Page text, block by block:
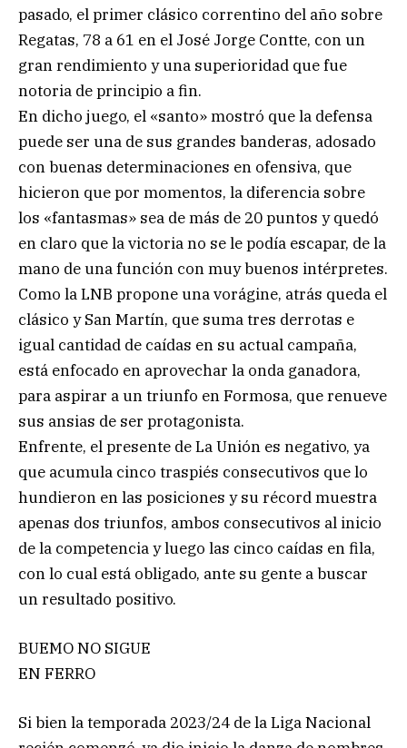
pasado, el primer clásico correntino del año sobre
Regatas, 78 a 61 en el José Jorge Contte, con un
gran rendimiento y una superioridad que fue
notoria de principio a fin.
En dicho juego, el «santo» mostró que la defensa
puede ser una de sus grandes banderas, adosado
con buenas determinaciones en ofensiva, que
hicieron que por momentos, la diferencia sobre
los «fantasmas» sea de más de 20 puntos y quedó
en claro que la victoria no se le podía escapar, de la
mano de una función con muy buenos intérpretes.
Como la LNB propone una vorágine, atrás queda el
clásico y San Martín, que suma tres derrotas e
igual cantidad de caídas en su actual campaña,
está enfocado en aprovechar la onda ganadora,
para aspirar a un triunfo en Formosa, que renueve
sus ansias de ser protagonista.
Enfrente, el presente de La Unión es negativo, ya
que acumula cinco traspiés consecutivos que lo
hundieron en las posiciones y su récord muestra
apenas dos triunfos, ambos consecutivos al inicio
de la competencia y luego las cinco caídas en fila,
con lo cual está obligado, ante su gente a buscar
un resultado positivo.
BUEMO NO SIGUE
EN FERRO
Si bien la temporada 2023/24 de la Liga Nacional